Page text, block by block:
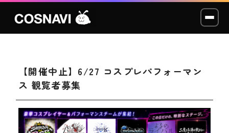
コスプレイベント
モデル撮影会
WCP
【開催中止】6/27 コスプレパフォーマン
ス 観覧者募集